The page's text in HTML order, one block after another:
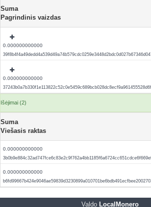
Suma
Pagrindinis vaizdas
0.000000000000
0.000000000000
Išėjimai (2)
Suma
Viešasis raktas
0.000000000000
0.000000000000
ValdoLocalMonero